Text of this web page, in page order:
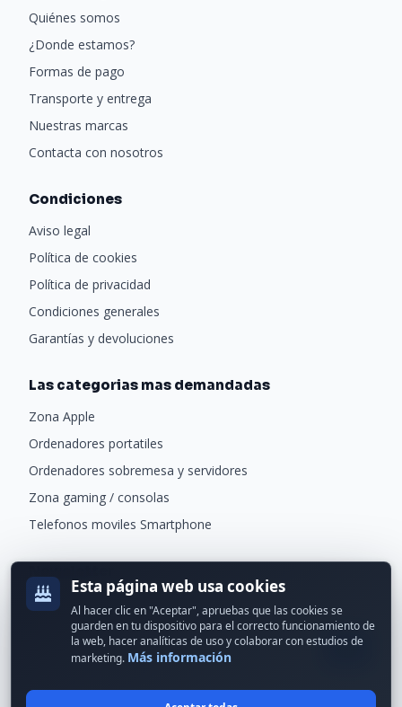
Quiénes somos
¿Donde estamos?
Formas de pago
Transporte y entrega
Nuestras marcas
Contacta con nosotros
Condiciones
Aviso legal
Política de cookies
Política de privacidad
Condiciones generales
Garantías y devoluciones
Las categorias mas demandadas
Zona Apple
Ordenadores portatiles
Ordenadores sobremesa y servidores
Zona gaming / consolas
Telefonos moviles Smartphone
Recibe ofertas exclusivas y novedades.
Esta página web usa cookies
Al hacer clic en "Aceptar", apruebas que las cookies se
guarden en tu dispositivo para el correcto funcionamiento de
la web, hacer analíticas de uso y colaborar con estudios de
marketing. Más información